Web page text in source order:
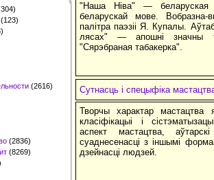
(123)
(2616)
(2836)
(8269)
"Наша Ніва" — беларуская
беларускай мове. Вобразна-
палітра паэзіі Я. Купалы.
лясах" — апошні значны
"Сярэбраная табакерка".
Сутнасць і спецыфіка
Творчы характар мастацтва
класіфікацыі і
аспект мастацтва,
суаднесенасці з іншымі
дзейнасці людзей.